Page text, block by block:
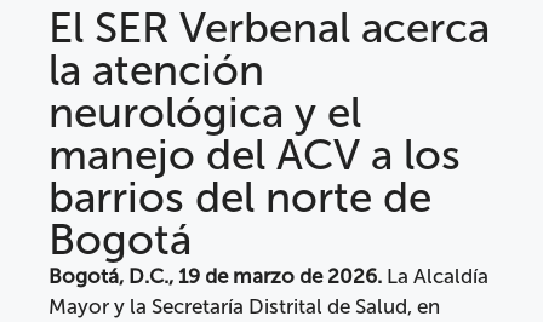
El SER Verbenal acerca
la atención
neurológica y el
manejo del ACV a los
barrios del norte de
Bogotá
Bogotá, D.C., 19 de marzo de 2026. La Alcaldía
Mayor y la Secretaría Distrital de Salud, en